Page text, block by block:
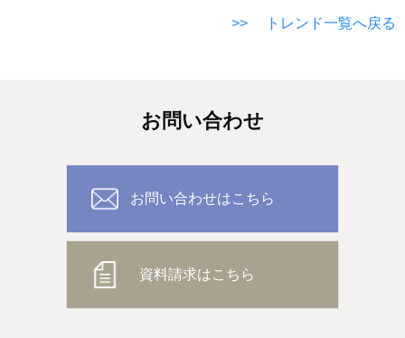
>> トレンド一覧へ戻る
お問い合わせ
お問い合わせはこちら
資料請求はこちら